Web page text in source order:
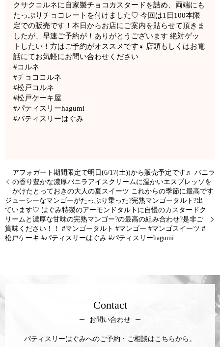
クサクコルネに自家製チョコカスタードを詰め、両端にも
たっぷりチョコレートを付けました♡ 今回は1日100本限
定での販売です！本日からお店にご案内を貼らせて頂きま
したが、早速ご予約が！ありがとうございます 絶対ゲッ
トしたい！方はご予約がオススメです‍♀️ 店頭もしくはお電
話にてお気軽にお問い合わせください
#コルネ
#チョココルネ
#松戸コルネ
#松戸ケーキ屋
#パティスリーhagumi
#パティスリーはぐみ
️アフォガート️期間限定で明日(6/17(土))から販売予定です♬ バニラ
の香り豊かな濃厚バニラアイスクリームに温かいエスプレッソを
かけたとっておきの大人の夏スイーツ これからの季節に最高です
ジューシーなマンゴーがたっぷり乗った?完熟マンゴータルト?出
ています♡ はぐみ特製のアーモンドタルトに自慢のカスタードク
リームと濃厚な甘味の完熟マンゴー?の最高の組み合わせ?是非ご
賞味ください！！ #マンゴータルト #マンゴー #マンゴスイーツ #
松戸ケーキ #パティスリーはぐみ #パティスリーhagumi
Contact
お問い合わせ
パティスリーはぐみへのご予約・ご相談はこちらから。